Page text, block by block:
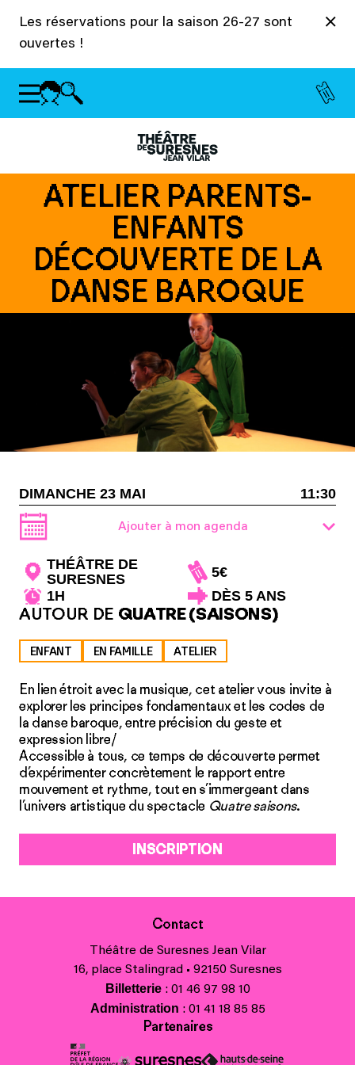
Les réservations pour la saison 26-27 sont
ouvertes !
ATELIER PARENTS-
ENFANTS
DÉCOUVERTE DE LA
DANSE BAROQUE
DIMANCHE 23 MAI 11:30
Ajouter à mon agenda
THÉÂTRE DE
SURESNES
5€
1H
DÈS 5 ANS
AUTOUR DE QUATRE (SAISONS)
ENFANT EN FAMILLE ATELIER
En lien étroit avec la musique, cet atelier vous invite à
explorer les principes fondamentaux et les codes de
la danse baroque, entre précision du geste et
expression libre/
Accessible à tous, ce temps de découverte permet
d’expérimenter concrètement le rapport entre
mouvement et rythme, tout en s’immergeant dans
l’univers artistique du spectacle Quatre saisons.
INSCRIPTION
Contact
Théâtre de Suresnes Jean Vilar
16, place Stalingrad • 92150 Suresnes
Billetterie: 01 46 97 98 10
Administration : 01 41 18 85 85
Partenaires